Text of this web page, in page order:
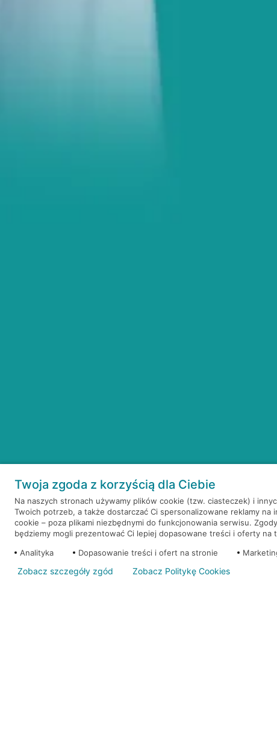
Twoja zgoda z korzyścią dla Ciebie
Na naszych stronach używamy plików cookie (tzw. ciasteczek) i
Twoich potrzeb, a także dostarczać Ci spersonalizowane reklamy
cookie – poza plikami niezbędnymi do funkcjonowania serwisu.
będziemy mogli prezentować Ci lepiej dopasowane treści i oferty na
Analityka
Dopasowanie treści i ofert na stronie
Zobacz szczegóły zgód Zobacz Politykę Cookies